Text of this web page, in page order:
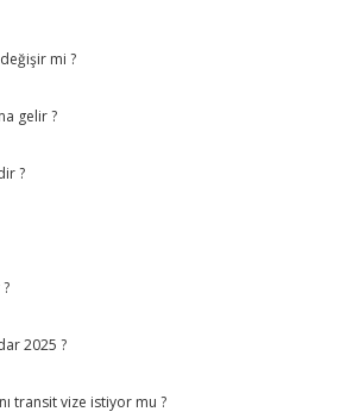
mi ?
gelir ?
?
2025 ?
transit vize istiyor mu ?